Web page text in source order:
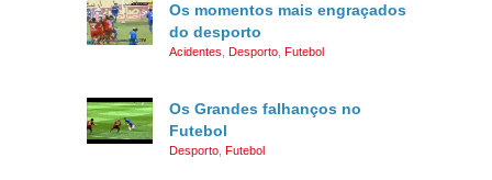
Os momentos mais engraçados
do desporto
Acidentes Desporto Futebol
Os Grandes falhanços no
Futebol
Desporto Futebol